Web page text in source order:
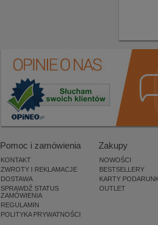
Pomoc i zamówienia
KONTAKT
ZWROTY I REKLAMACJE
DOSTAWA
SPRAWDŹ STATUS
ZAMÓWIENIA
REGULAMIN
POLITYKA PRYWATNOŚCI
Zakupy
NOWOŚCI
BESTSELLERY
KARTY
OUTLET